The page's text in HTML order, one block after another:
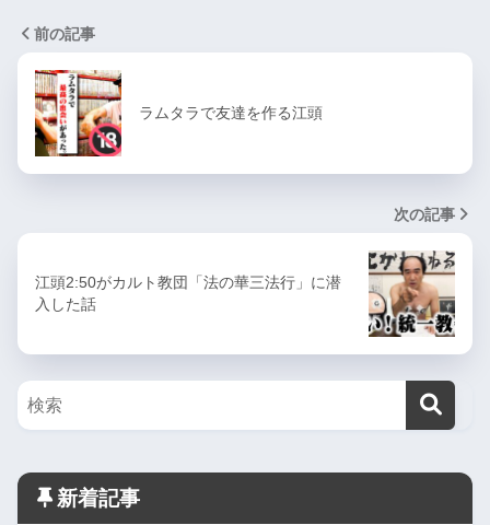
前の記事
ラムタラで友達を作る江頭
次の記事
江頭2:50がカルト教団「法の華三法行」に潜
入した話
新着記事